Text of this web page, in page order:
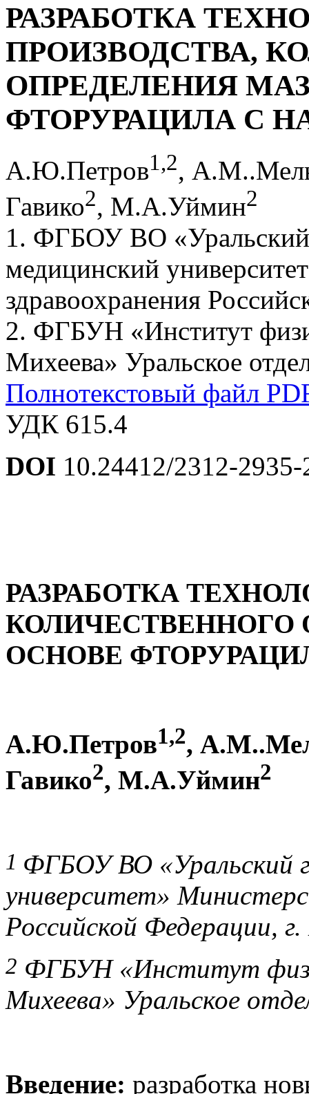
РАЗРАБОТКА
ПРОИЗВОДСТВА,
ОПРЕДЕЛЕНИЯ
ФТОРУРАЦИЛА С
А.Ю.Петров1,2,
Гавико2, М.А.Уймин2
1. ФГБОУ ВО «Уральский
медицинский
здравоохранения
2. ФГБУН «Институт
Михеева» Уральское
Полнотекстовый файл
УДК 615.4
DOI 10.24412/2312-
РАЗРАБОТКА
КОЛИЧЕСТВЕННОГО
ОСНОВЕ
А.Ю.Петров1,2, A
Гавико2, М.А.Уймин2
1 ФГБОУ ВО «Уральский
университет»
Российской Федерации,
2 ФГБУН «Институт
Михеева» Уральское
Введение: разработка